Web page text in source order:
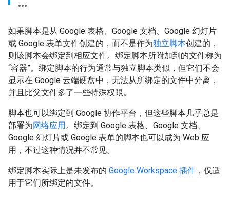
如果脚本是从 Google 表格、Google 文档、Google 幻灯片
或 Google 表单文件创建的，而不是作为独立脚本创建的，
则该脚本会绑定到相应文件。绑定脚本所附加到的文件称为
“容器”。绑定脚本的行为通常与独立脚本类似，但它们不会
显示在 Google 云端硬盘中，无法从所绑定的文件中分离，
并且比父文件多了一些特殊权限。
脚本也可以绑定到 Google 协作平台，但这些脚本几乎总是
部署为网络应用。绑定到 Google 表格、Google 文档、
Google 幻灯片或 Google 表单的脚本也可以成为 Web 应
用，不过这种情况并不常见。
绑定脚本实际上是未发布的 Google Workspace 插件 ，仅适
用于它们所绑定的文件。